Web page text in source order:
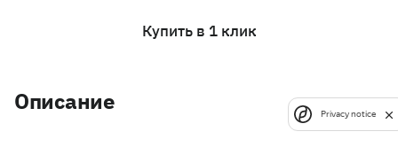
Купить в 1 клик
Описание Privacy notice